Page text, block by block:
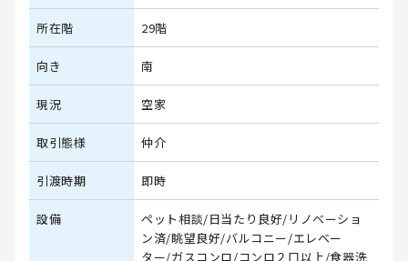
所在階 29階
向き 南
現況 空家
取引態様 仲介
引渡時期 即時
設備
ペット相談/日当たり良好/リノベーショ
ン済/眺望良好/バルコニー/エレベー
ター/ガスコンロ/コンロ２口以上/食器洗